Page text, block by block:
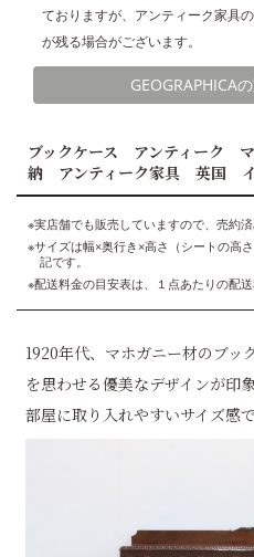
ておりますが、アンティーク家具
が残る場合がございます。
GEOGRAPHICA
ブックケース アンティーク
納 アンティーク家具 英国
※実店舗でも販売していますので、売約
※サイズは幅×奥行き×高さ（シートの高
記です。
※配送料金の目安表は、１点あたりの配送
1920年代、マホガニー材のブッ
を思わせる優美なデザインが印
部屋に取り入れやすいサイズ感で